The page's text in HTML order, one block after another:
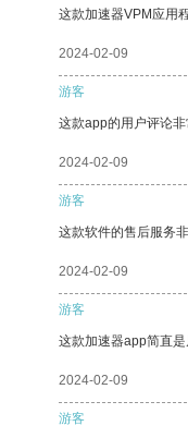
这款加速器VPM应用
2024-02-09
游客
这款app的用户评论非
2024-02-09
游客
这款软件的售后服务
2024-02-09
游客
这款加速器app简直
2024-02-09
游客